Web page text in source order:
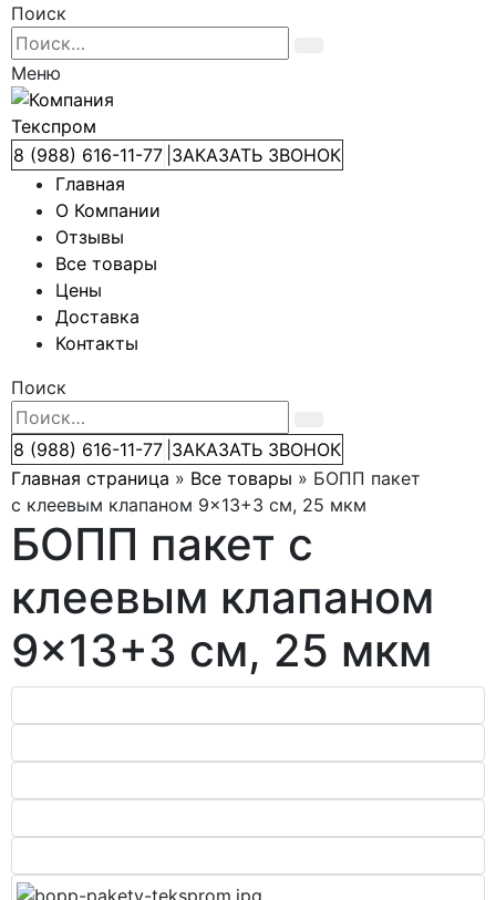
Поиск
Меню
8 (988) 616-11-77 ЗАКАЗАТЬ ЗВОНОК
Главная
О Компании
Отзывы
Все товары
Цены
Доставка
Контакты
Поиск
8 (988) 616-11-77 ЗАКАЗАТЬ ЗВОНОК
Главная страница » Все товары » БОПП пакет
с клеевым клапаном 9×13+3 см, 25 мкм
БОПП пакет с
клеевым клапаном
9×13+3 см, 25 мкм